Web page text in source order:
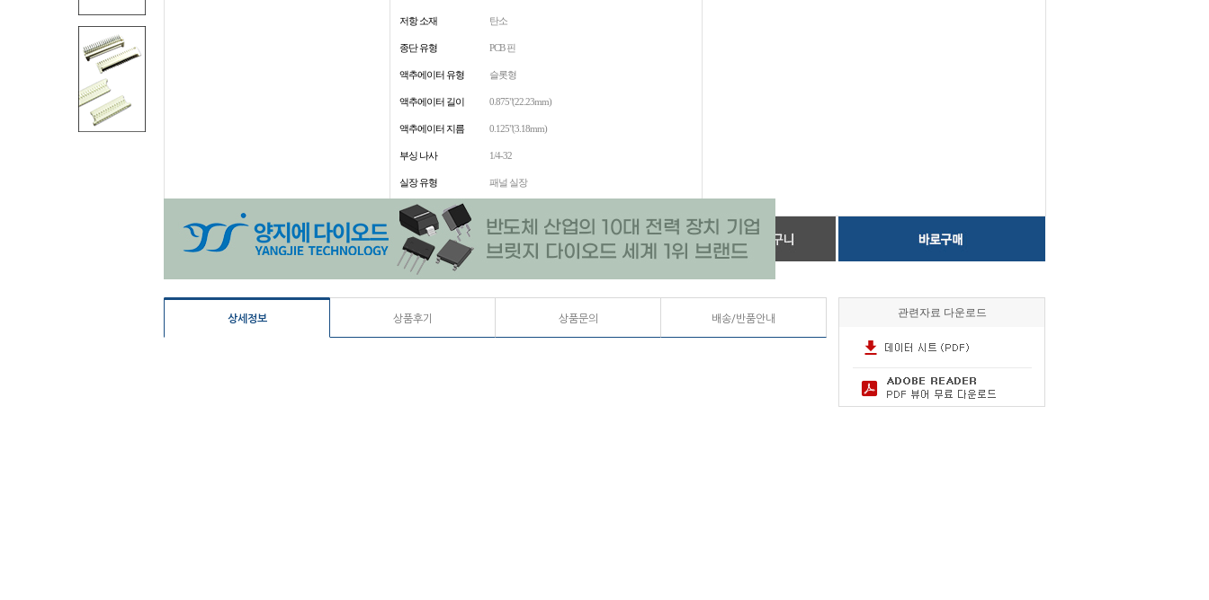
저항 소재 탄소
종단 유형 PCB 핀
액추에이터 유형 슬롯형
액추에이터 길이 0.875"(22.23mm)
액추에이터 지름 0.125"(3.18mm)
부싱 나사 1/4-32
실장 유형 패널 실장
상세정보 상품후기 상품문의 배송/반품안내 관련자료 다운로드